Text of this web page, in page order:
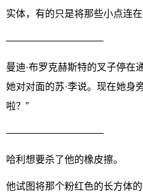
实体，有的只是将那些小点连
——————————
曼迪·布罗克赫斯特的叉子停在
她对对面的苏·李说。现在她身
啦？”
——————————
哈利想要杀了他的橡皮擦。
他试图将那个粉红色的长方体